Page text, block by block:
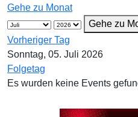
Gehe zu Monat
Gehe zu
Vorheriger Tag
Sonntag, 05. Juli 2026
Folgetag
Es wurden keine Events